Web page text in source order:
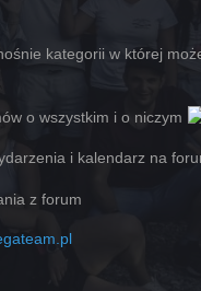
kategorii w której
o wszystkim i o niczym
i kalendarz na
z forum